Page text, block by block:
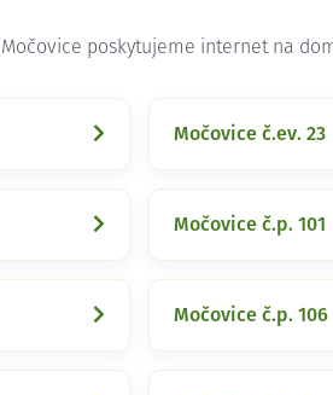
poskytujeme internet na
Močovice č.ev. 23
Močovice č.p. 101
Močovice č.p. 106